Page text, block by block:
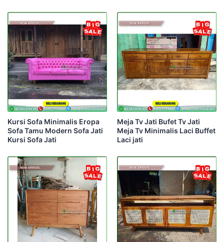
Kursi Sofa Minimalis Eropa
Sofa Tamu Modern Sofa Jati
Kursi Sofa Jati
Meja Tv Jati Bufet Tv Jati
Meja Tv Minimalis Laci Buffet
Laci jati